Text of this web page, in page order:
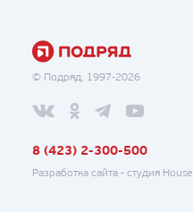
© Подряд, 1997-2026
8 (423) 2-300-500
Разработка сайта - студия House